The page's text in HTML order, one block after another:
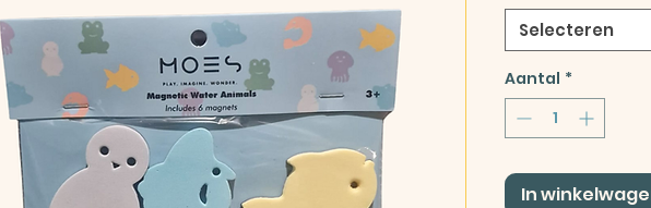
Selecteren
Aantal *
In